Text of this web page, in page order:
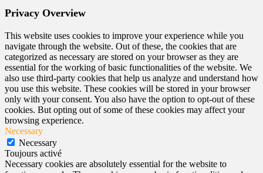
Privacy Overview
This website uses cookies to improve your experience while you
navigate through the website. Out of these, the cookies that are
categorized as necessary are stored on your browser as they are
essential for the working of basic functionalities of the website. We
also use third-party cookies that help us analyze and understand how
you use this website. These cookies will be stored in your browser
only with your consent. You also have the option to opt-out of these
cookies. But opting out of some of these cookies may affect your
browsing experience.
Necessary
Necessary
Toujours activé
Necessary cookies are absolutely essential for the website to